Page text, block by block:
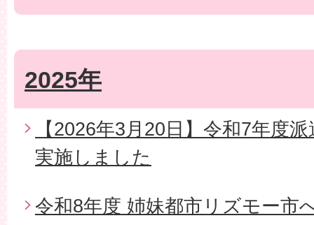
2025年
【2026年3月20日】令和7年度
実施しました
令和8年度 姉妹都市リズモー市